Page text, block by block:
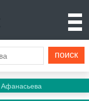
Афанасьева